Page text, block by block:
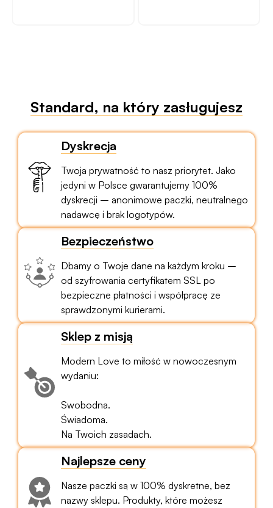
Standard, na który zasługujesz
Dyskrecja
Twoja prywatność to nasz priorytet. Jako
jedyni w Polsce gwarantujemy 100%
dyskrecji – anonimowe paczki, neutralnego
nadawcę i brak logotypów.
Bezpieczeństwo
Dbamy o Twoje dane na każdym kroku –
od szyfrowania certyfikatem SSL po
bezpieczne płatności i współpracę ze
sprawdzonymi kurierami.
Sklep z misją
Modern Love to miłość w nowoczesnym
wydaniu:
Swobodna.
Świadoma.
Na Twoich zasadach.
Najlepsze ceny
Nasze paczki są w 100% dyskretne, bez
nazwy sklepu. Produkty, które możesz